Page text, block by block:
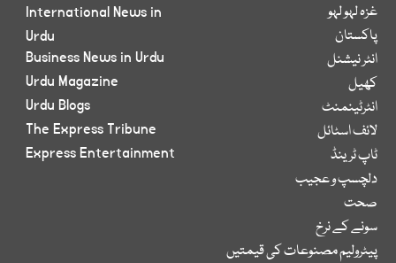
غزہ لہو لہو
پاکستان
انٹر نیشنل
کھیل
انٹرٹینمنٹ
لائف اسٹائل
ٹاپ ٹرینڈ
دلچسپ و عجیب
صحت
سونے کے نرخ
پیٹرولیم مصنوعات کی قیمتیں
International News in
Urdu
Business News in Urdu
Urdu Magazine
Urdu Blogs
The Express Tribune
Express Entertainment